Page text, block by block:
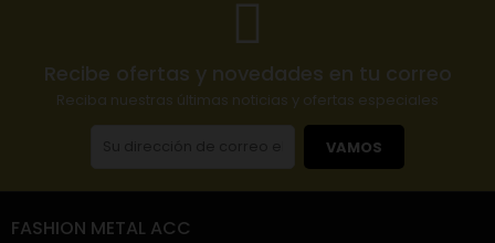
Recibe ofertas y novedades en tu correo
Reciba nuestras últimas noticias y ofertas especiales
VAMOS
FASHION METAL ACC